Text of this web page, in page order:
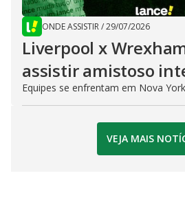
ONDE ASSISTIR/29/07/2026
Liverpool x
assistir amistoso
Equipes se enfrentam em Nova York
VEJA MAIS